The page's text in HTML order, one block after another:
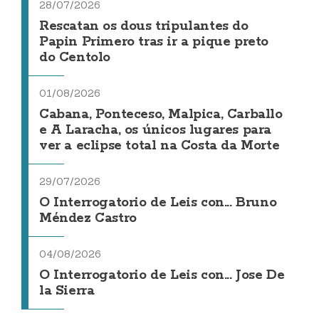
28/07/2026
Rescatan os dous tripulantes do
Papin Primero tras ir a pique preto
do Centolo
01/08/2026
Cabana, Ponteceso, Malpica, Carballo
e A Laracha, os únicos lugares para
ver a eclipse total na Costa da Morte
29/07/2026
O Interrogatorio de Leis con... Bruno
Méndez Castro
04/08/2026
O Interrogatorio de Leis con... Jose De
la Sierra